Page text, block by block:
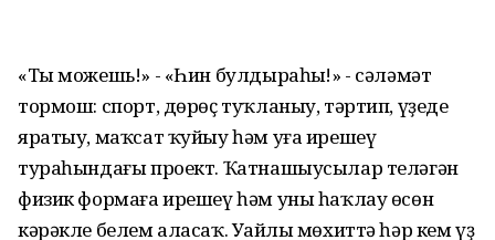
«Ты можешь!» - «Һин булдыраһың!» - сәләмәт
тормош: спорт, дөрөҫ туҡланыу, тәртип, үҙеңде
яратыу, маҡсат ҡуйыу һәм уға ирешеү
тураһындағы проект. Ҡатнашыусылар теләгән
физик формаға ирешеү һәм уны һаҡлау өсөн
кәрәкле белем аласаҡ. Уңайлы мөхиттә һәр кем үҙ